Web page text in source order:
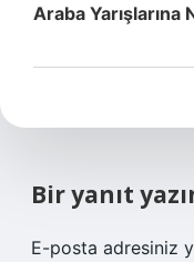
Araba Yarışlarına
Bir yanıt
E-posta adresiniz